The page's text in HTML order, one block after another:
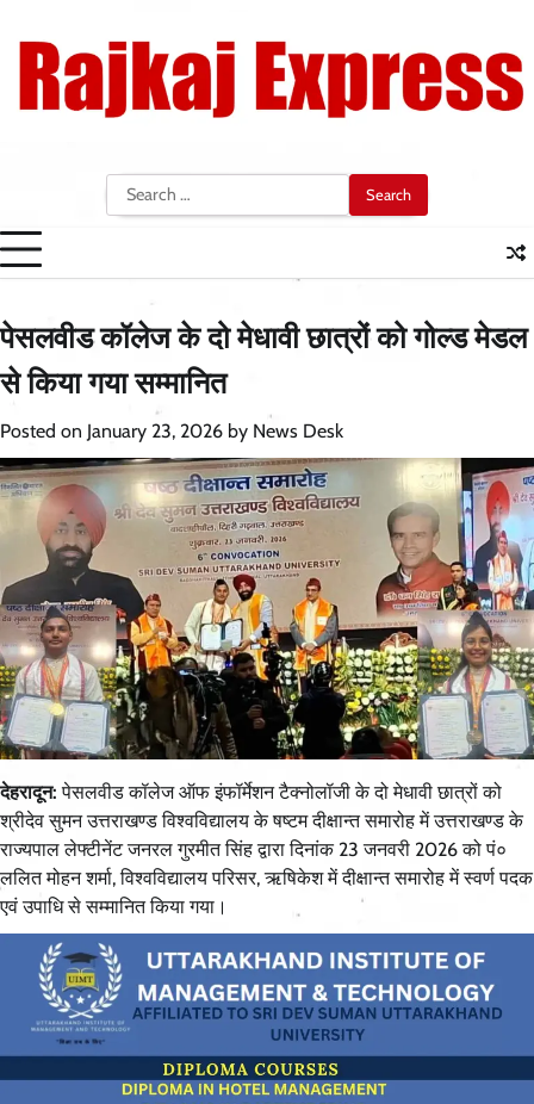
content
Search
for:
पेसलवीड कॉलेज के दो मेधावी छात्रों को गोल्ड मेडल
से किया गया सम्मानित
Posted on January 23, 2026 by News Desk
देहरादून: पेसलवीड कॉलेज ऑफ इंफॉर्मेशन टैक्नोलॉजी के दो मेधावी छात्रों को
श्रीदेव सुमन उत्तराखण्ड विश्वविद्यालय के षष्टम दीक्षान्त समारोह में उत्तराखण्ड के
राज्यपाल लेफ्टीनेंट जनरल गुरमीत सिंह द्वारा दिनांक 23 जनवरी 2026 को पं०
ललित मोहन शर्मा, विश्वविद्यालय परिसर, ऋषिकेश में दीक्षान्त समारोह में स्वर्ण पदक
एवं उपाधि से सम्मानित किया गया।